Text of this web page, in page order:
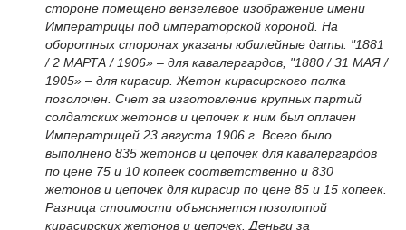
стороне помещено вензелевое изображение имени
Императрицы под императорской короной. На
оборотных сторонах указаны юбилейные даты: "1881
/ 2 МАРТА / 1906» – для кавалергардов, "1880 / 31 МАЯ /
1905» – для кирасир. Жетон кирасирского полка
позолочен. Счет за изготовление крупных партий
солдатских жетонов и цепочек к ним был оплачен
Императрицей 23 августа 1906 г. Всего было
выполнено 835 жетонов и цепочек для кавалергардов
по цене 75 и 10 копеек соответственно и 830
жетонов и цепочек для кирасир по цене 85 и 15 копеек.
Разница стоимости объясняется позолотой
кирасирских жетонов и цепочек. Деньги за